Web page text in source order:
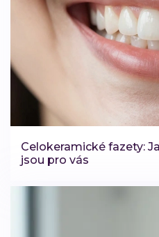
Celokeramické fazety:
jsou pro vás